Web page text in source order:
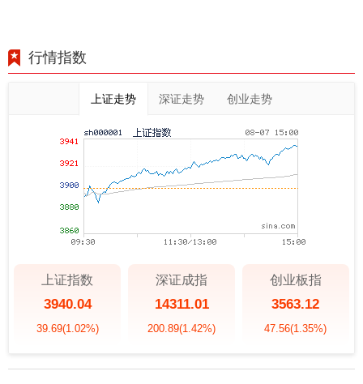
行情指数
上证走势 深证走势 创业走势
上证指数
3940.04
39.69(1.02%)
深证成指
14311.01
200.89(1.42%)
创业板指
3563.12
47.56(1.35%)